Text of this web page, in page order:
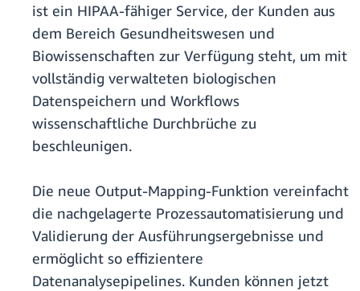
ist ein HIPAA-fähiger Service, der Kunden aus
dem Bereich Gesundheitswesen und
Biowissenschaften zur Verfügung steht, um mit
vollständig verwalteten biologischen
Datenspeichern und Workflows
wissenschaftliche Durchbrüche zu
beschleunigen.
Die neue Output-Mapping-Funktion vereinfacht
die nachgelagerte Prozessautomatisierung und
Validierung der Ausführungsergebnisse und
ermöglicht so effizientere
Datenanalysepipelines. Kunden können jetzt